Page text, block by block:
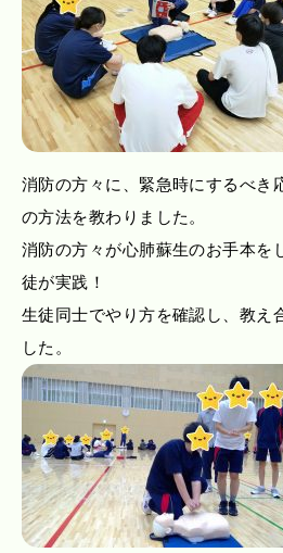
消防の方々に、緊急時にするべき
の方法を教わりました。
消防の方々が心肺蘇生のお手本を
徒が実践！
生徒同士でやり方を確認し、教え
した。